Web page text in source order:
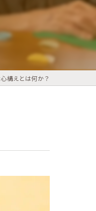
構えとは何か？